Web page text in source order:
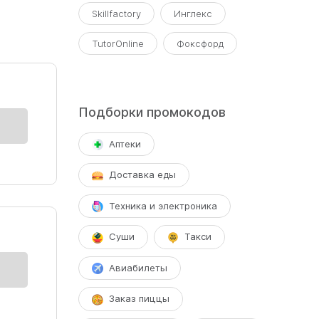
Skillfactory Инглекс
TutorOnline Фоксфорд
Подборки промокодов
Аптеки
Доставка еды
Техника и электроника
Суши Такси
Авиабилеты
Заказ пиццы